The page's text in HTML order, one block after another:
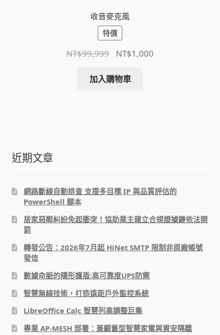
NEC SL2100 電話總機 數位IP通訊系統
聯盟電子(LINEMEX)
門禁安全控制
電梯樓層刷卡管制
停車場、社區大樓 車道管制系統
風速傳感器+PLC自動控制
mOA雲考勤 指紋、卡片、手機APP GPS打卡
智慧櫃
收音麥克風
特價
NT$99,999
原
價
NT$1,000
加入購物車
近期文章
網路斷線自動排查 支援多目標 IP 與品質評估的
PowerShell 腳本
居家惡鄰糾紛免起衝突！協助業主建立合規證據鏈依法開
罰
轉發公告：2026年7月起 HiNet SMTP 限制非原廠帳號
發信
數據命脈的隱形護盾:高可靠度UPS防禦
智慧無線技術，打造遠距戶外監控系統
LibreOffice Calc 智慧列高調整巨集
專業 AP-MESH 部署：兼顧舊型智慧家電與資安隔離